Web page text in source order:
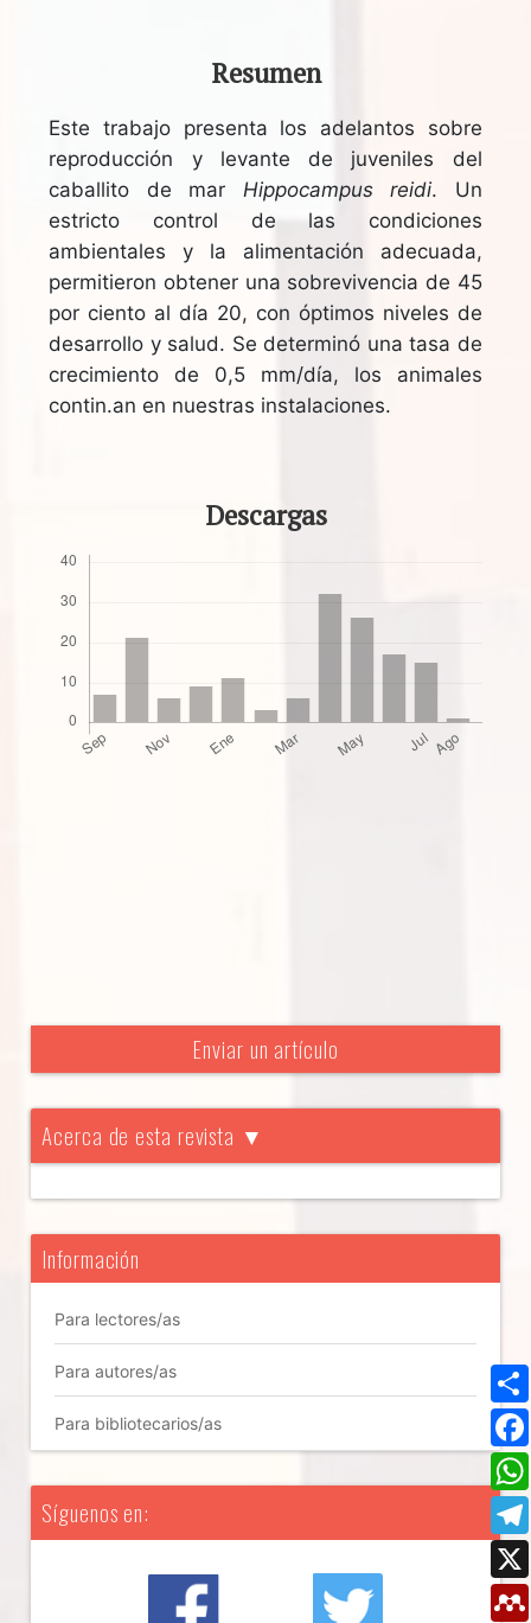
Resumen
Este trabajo presenta los adelantos sobre
reproducción y levante de juveniles del
caballito de mar Hippocampus reidi. Un
estricto control de las condiciones
ambientales y la alimentación adecuada,
permitieron obtener una sobrevivencia de 45
por ciento al día 20, con óptimos niveles de
desarrollo y salud. Se determinó una tasa de
crecimiento de 0,5 mm/día, los animales
contin.an en nuestras instalaciones.
Descargas
Enviar un artículo
Acerca de esta revista ▼
Información
Para lectores/as
Para autores/as
Para bibliotecarios/as
Síguenos en: